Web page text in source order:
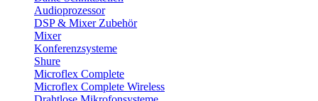
Audioprozessor
DSP & Mixer Zubehör
Mixer
Konferenzsysteme
Shure
Microflex Complete
Microflex Complete Wireless